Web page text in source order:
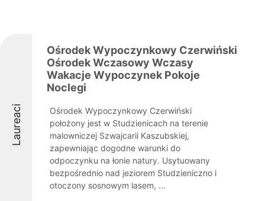
Laureaci
Ośrodek Wypoczynkowy Czerwiński
Ośrodek Wczasowy Wczasy
Wakacje Wypoczynek Pokoje
Noclegi
Ośrodek Wypoczynkowy Czerwiński
położony jest w Studzienicach na terenie
malowniczej Szwajcarii Kaszubskiej,
zapewniając dogodne warunki do
odpoczynku na łonie natury. Usytuowany
bezpośrednio nad jeziorem Studzieniczno i
otoczony sosnowym lasem, ...